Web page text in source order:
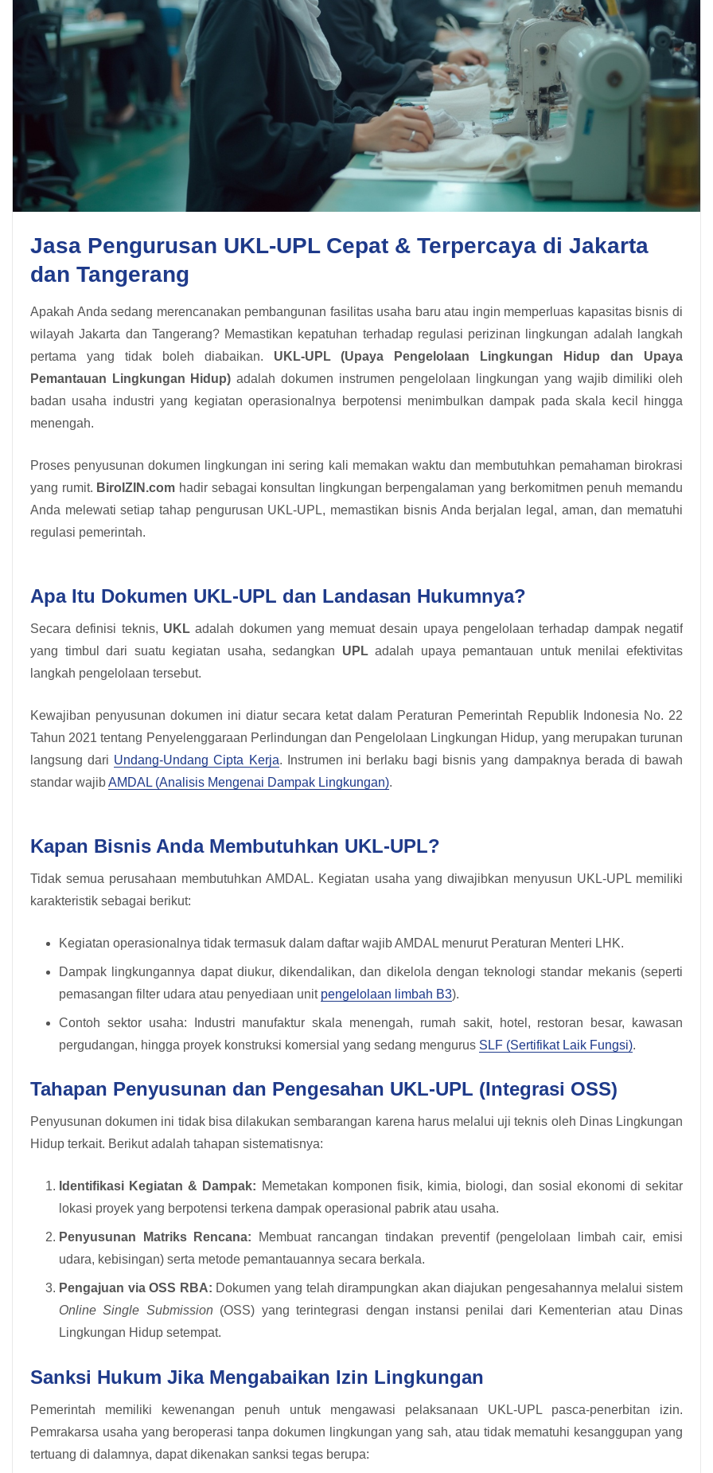
Jasa Pengurusan UKL-UPL Cepat & Terpercaya di Jakarta
dan Tangerang
Apakah Anda sedang merencanakan pembangunan fasilitas usaha baru atau ingin memperluas kapasitas bisnis di
wilayah Jakarta dan Tangerang? Memastikan kepatuhan terhadap regulasi perizinan lingkungan adalah langkah
pertama yang tidak boleh diabaikan. UKL-UPL (Upaya Pengelolaan Lingkungan Hidup dan Upaya
Pemantauan Lingkungan Hidup) adalah dokumen instrumen pengelolaan lingkungan yang wajib dimiliki oleh
badan usaha industri yang kegiatan operasionalnya berpotensi menimbulkan dampak pada skala kecil hingga
menengah.
Proses penyusunan dokumen lingkungan ini sering kali memakan waktu dan membutuhkan pemahaman birokrasi
yang rumit. BiroIZIN.com hadir sebagai konsultan lingkungan berpengalaman yang berkomitmen penuh memandu
Anda melewati setiap tahap pengurusan UKL-UPL, memastikan bisnis Anda berjalan legal, aman, dan mematuhi
regulasi pemerintah.
Apa Itu Dokumen UKL-UPL dan Landasan Hukumnya?
Secara definisi teknis, UKLadalah dokumen yang memuat desain upaya pengelolaan terhadap dampak negatif
yang timbul dari suatu kegiatan usaha, sedangkan UPLadalah upaya pemantauan untuk menilai efektivitas
langkah pengelolaan tersebut.
Kewajiban penyusunan dokumen ini diatur secara ketat dalam Peraturan Pemerintah Republik Indonesia No. 22
Tahun 2021 tentang Penyelenggaraan Perlindungan dan Pengelolaan Lingkungan Hidup, yang merupakan turunan
langsung dari Undang-Undang Cipta Kerja. Instrumen ini berlaku bagi bisnis yang dampaknya berada di bawah
standar wajibAMDAL (Analisis Mengenai Dampak Lingkungan).
Kapan Bisnis Anda Membutuhkan UKL-UPL?
Tidak semua perusahaan membutuhkan AMDAL. Kegiatan usaha yang diwajibkan menyusun UKL-UPL memiliki
karakteristik sebagai berikut:
Kegiatan operasionalnya tidak termasuk dalam daftar wajib AMDAL menurut Peraturan Menteri LHK.
Dampak lingkungannya dapat diukur, dikendalikan, dan dikelola dengan teknologi standar mekanis (seperti
pemasangan filter udara atau penyediaan unit pengelolaan limbah B3).
Contoh sektor usaha: Industri manufaktur skala menengah, rumah sakit, hotel, restoran besar, kawasan
pergudangan, hingga proyek konstruksi komersial yang sedang mengurus SLF (Sertifikat Laik Fungsi).
Tahapan Penyusunan dan Pengesahan UKL-UPL (Integrasi OSS)
Penyusunan dokumen ini tidak bisa dilakukan sembarangan karena harus melalui uji teknis oleh Dinas Lingkungan
Hidup terkait. Berikut adalah tahapan sistematisnya:
Identifikasi Kegiatan & Dampak: Memetakan komponen fisik, kimia, biologi, dan sosial ekonomi di sekitar
lokasi proyek yang berpotensi terkena dampak operasional pabrik atau usaha.
Penyusunan Matriks Rencana: Membuat rancangan tindakan preventif (pengelolaan limbah cair, emisi
udara, kebisingan) serta metode pemantauannya secara berkala.
Pengajuan via OSS RBA: Dokumen yang telah dirampungkan akan diajukan pengesahannya melalui sistem
Online Single Submission(OSS) yang terintegrasi dengan instansi penilai dari Kementerian atau Dinas
Lingkungan Hidup setempat.
Sanksi Hukum Jika Mengabaikan Izin Lingkungan
Pemerintah memiliki kewenangan penuh untuk mengawasi pelaksanaan UKL-UPL pasca-penerbitan izin.
Pemrakarsa usaha yang beroperasi tanpa dokumen lingkungan yang sah, atau tidak mematuhi kesanggupan yang
tertuang di dalamnya, dapat dikenakan sanksi tegas berupa: